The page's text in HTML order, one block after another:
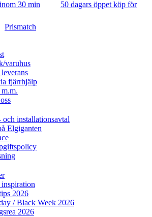
30 min 50 dagars öppet köp för
Prismatch
varuhus
fjärrhjälp
och installationsavtal
Elgiganten
2026
/ Black Week 2026
2026